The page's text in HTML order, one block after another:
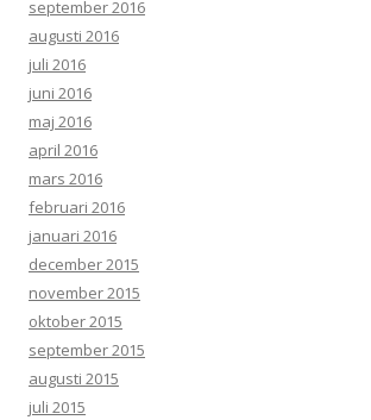
september 2016
augusti 2016
juli 2016
juni 2016
maj 2016
april 2016
mars 2016
februari 2016
januari 2016
december 2015
november 2015
oktober 2015
september 2015
augusti 2015
juli 2015